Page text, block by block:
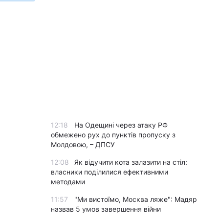
12:18
На Одещині через атаку РФ
обмежено рух до пунктів пропуску з
Молдовою, – ДПСУ
12:08
Як відучити кота залазити на стіл:
власники поділилися ефективними
методами
11:57
"Ми вистоїмо, Москва ляже": Мадяр
назвав 5 умов завершення війни